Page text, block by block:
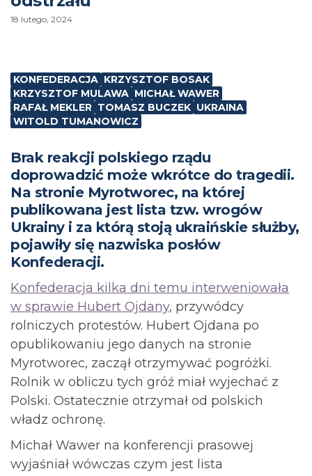
18 lutego, 2024
KONFEDERACJA KRZYSZTOF BOSAK
KRZYSZTOF MULAWA MICHAŁ WAWER
RAFAŁ MEKLER TOMASZ BUCZEK UKRAINA
WITOLD TUMANOWICZ
Brak reakcji polskiego rządu
doprowadzić może wkrótce do tragedii.
Na stronie Myrotworec, na której
publikowana jest lista tzw. wrogów
Ukrainy i za którą stoją ukraińskie służby,
pojawiły się nazwiska posłów
Konfederacji.
Konfederacja kilka dni temu interweniowała
w sprawie Hubert Ojdany, przywódcy
rolniczych protestów. Hubert Ojdana po
opublikowaniu jego danych na stronie
Myrotworec, zaczął otrzymywać pogróżki.
Rolnik w obliczu tych gróź miał wyjechać z
Polski. Ostatecznie otrzymał od polskich
władz ochronę.
Michał Wawer na konferencji prasowej
wyjaśniał wówczas czym jest lista